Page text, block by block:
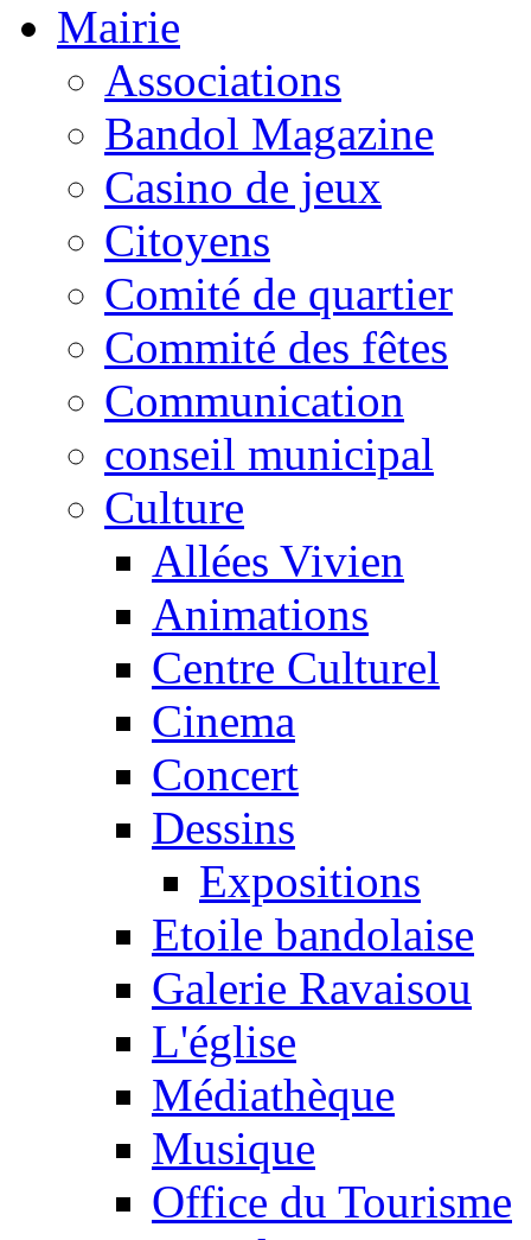
Mairie
Associations
Bandol Magazine
Casino de jeux
Citoyens
Comité de quartier
Commité des fêtes
Communication
conseil municipal
Culture
Allées Vivien
Animations
Centre Culturel
Cinema
Concert
Dessins
Expositions
Etoile bandolaise
Galerie Ravaisou
L'église
Médiathèque
Musique
Office du Tourisme